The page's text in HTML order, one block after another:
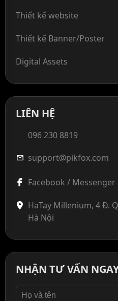
Thiết kế website
Thiết kế Banner/Poster
Digital Assets
LIÊN HỆ
096 230 8819
mail support@pikfox.com
Facebook / Messenger
HaTay Millenium, 4 Đ.
Hà Nội
NHẬN TƯ VẤN